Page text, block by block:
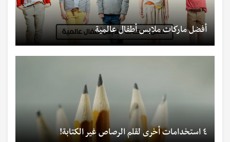
أفضل ماركات ملابس أطفال عالمية
٤ استخدامات أخرى لقلم الرصاص غير الكتابة!